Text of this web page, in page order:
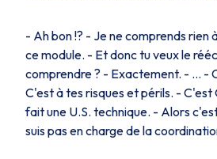
- Ah bon !? - Je ne comprends rien
ce module. - Et donc tu veux le
comprendre ? - Exactement. - … -
C'est à tes risques et périls. - C'est
fait une U.S. technique. - Alors
suis pas en charge de la